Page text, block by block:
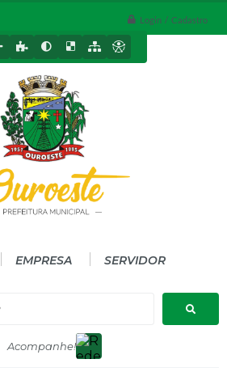
Login / Cadastro
EMPRESA SERVIDOR